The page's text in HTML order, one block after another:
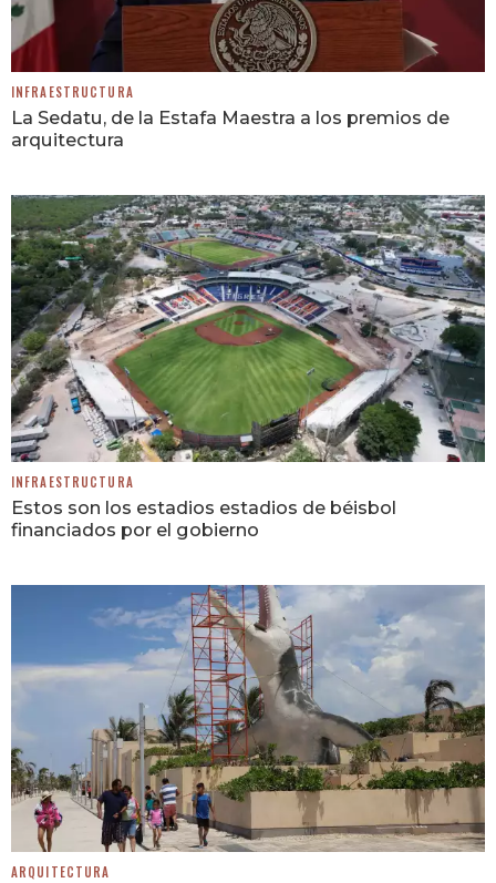
INFRAESTRUCTURA
La Sedatu, de la Estafa Maestra a los premios de
arquitectura
INFRAESTRUCTURA
Estos son los estadios estadios de béisbol
financiados por el gobierno
ARQUITECTURA